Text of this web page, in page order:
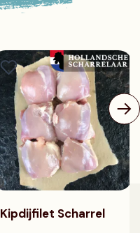
Kipdijfilet Scharrel